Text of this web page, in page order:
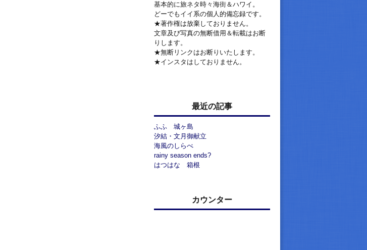
基本的に旅ネタ時々海街＆ハワイ。
どーでもイイ系の個人的備忘録です。
★著作権は放棄しておりません。
文章及び写真の無断借用＆転載はお断
りします。
★無断リンクはお断りいたします。
★インスタはしておりません。
最近の記事
ふふ 城ヶ島
汐結・文月御献立
海風のしらべ
rainy season ends?
はつはな 箱根
カウンター